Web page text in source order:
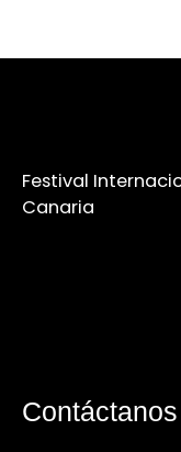
Festival
Canaria
Contáctanos